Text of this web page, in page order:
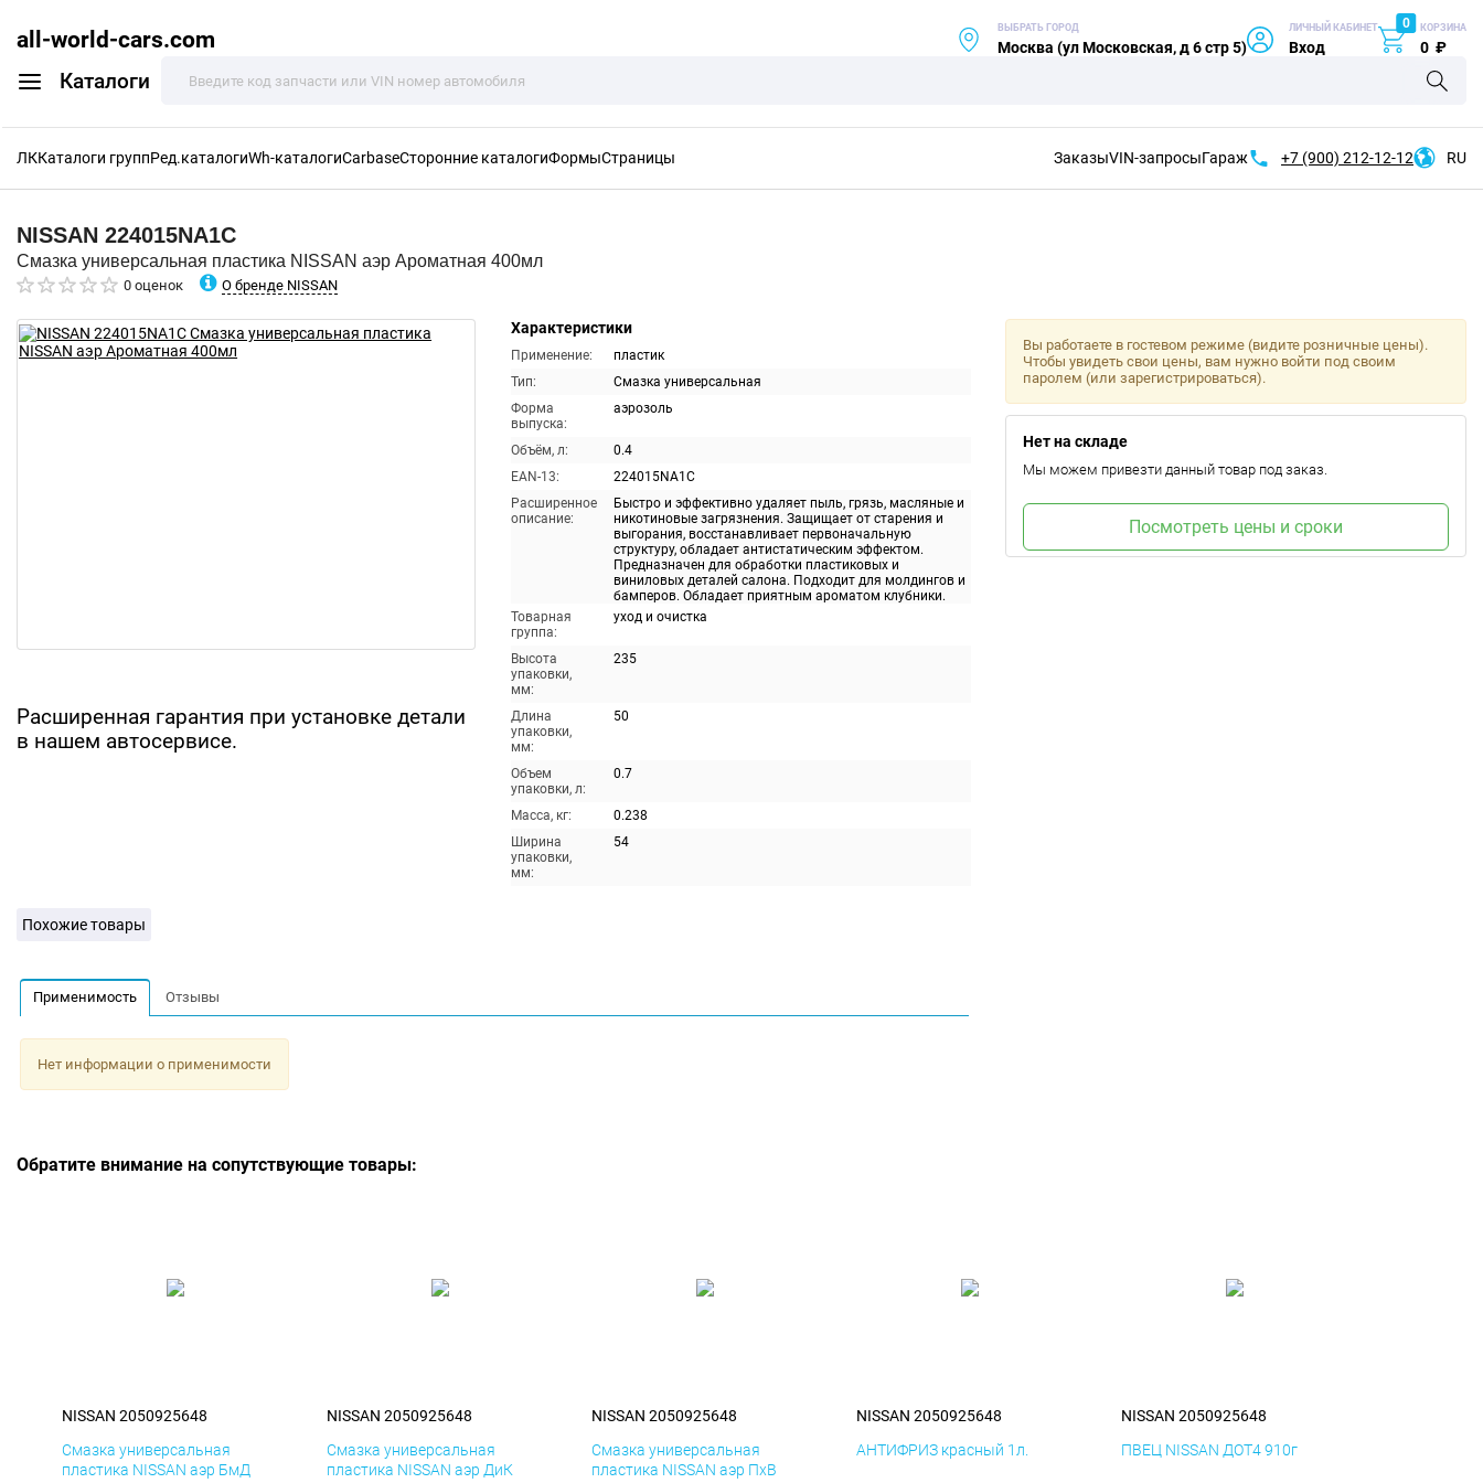
all-world-cars.com
Каталоги
ВЫБРАТЬ ГОРОД
Москва (ул Московская, д 6 стр 5)
ЛИЧНЫЙ КАБИНЕТ
Вход
0 КОРЗИНА
0 ₽
ЛККаталоги группРед.каталогиWh-каталогиCarbaseСторонние каталогиФормыСтраницы ЗаказыVIN-запросыГараж +7 (900) 212-12-12 RU
NISSAN 224015NA1C
Смазка универсальная пластика NISSAN аэр Ароматная 400мл
0 оценок О бренде NISSAN
Расширенная гарантия при установке детали
в нашем автосервисе.
Характеристики
Применение:
пластик
Тип:
Смазка универсальная
Форма
выпуска:
аэрозоль
Объём, л:
0.4
EAN-13:
224015NA1C
Расширенное
описание:
Быстро и эффективно удаляет пыль, грязь, масляные и
никотиновые загрязнения. Защищает от старения и
выгорания, восстанавливает первоначальную
структуру, обладает антистатическим эффектом.
Предназначен для обработки пластиковых и
виниловых деталей салона. Подходит для молдингов и
бамперов. Обладает приятным ароматом клубники.
Товарная
группа:
уход и очистка
Высота
упаковки,
мм:
235
Длина
упаковки,
мм:
50
Объем
упаковки, л:
0.7
Масса, кг:
0.238
Ширина
упаковки,
мм:
54
Вы работаете в гостевом режиме (видите розничные цены).
Чтобы увидеть свои цены, вам нужно войти под своим
паролем (или зарегистрироваться).
Нет на складе
Мы можем привезти данный товар под заказ.
Посмотреть цены и сроки
Похожие товары
Применимость Отзывы
Нет информации о применимости
Обратите внимание на сопутствующие товары:
NISSAN 2050925648
Смазка универсальная
пластика NISSAN аэр БмД
NISSAN 2050925648
Смазка универсальная
пластика NISSAN аэр ДиК
NISSAN 2050925648
Смазка универсальная
пластика NISSAN аэр ПхВ
NISSAN 2050925648
АНТИФРИЗ красный 1л.
NISSAN 2050925648
ПВЕЦ NISSAN ДОТ4 910г